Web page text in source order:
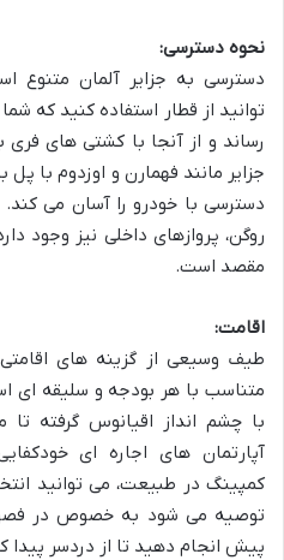
نحوه دسترسی:
دسترسی به جزایر آلمان متنوع
توانید از قطار استفاده کنید که
رساند و از آنجا با کشتی های
جزایر مانند فهمارن و اوزدوم با
دسترسی با خودرو را آسان می کند.
روگن، پروازهای داخلی نیز وجود
مقصد است.
اقامت:
طیف وسیعی از گزینه های
متناسب با هر بودجه و سلیقه
با چشم انداز اقیانوس گرفته
کمپینگ در طبیعت، می توانید
توصیه می شود به خصوص در فصول
پیش انجام دهید تا از دردسر پیدا